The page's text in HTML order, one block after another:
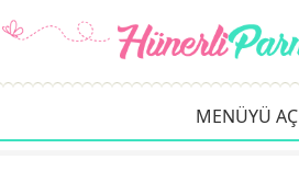
MENÜYÜ AÇ